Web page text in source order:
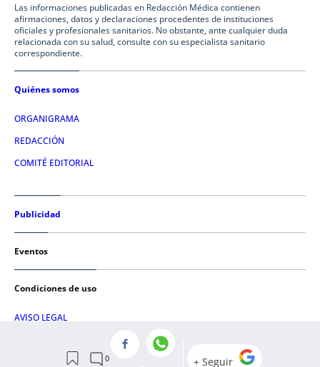
Las informaciones publicadas en Redacción Médica contienen
afirmaciones, datos y declaraciones procedentes de instituciones
oficiales y profesionales sanitarios. No obstante, ante cualquier duda
relacionada con su salud, consulte con su especialista sanitario
correspondiente.
Quiénes somos
ORGANIGRAMA
REDACCIÓN
COMITÉ EDITORIAL
Publicidad
Eventos
Condiciones de uso
AVISO LEGAL
POLÍTICA DE COOKIES